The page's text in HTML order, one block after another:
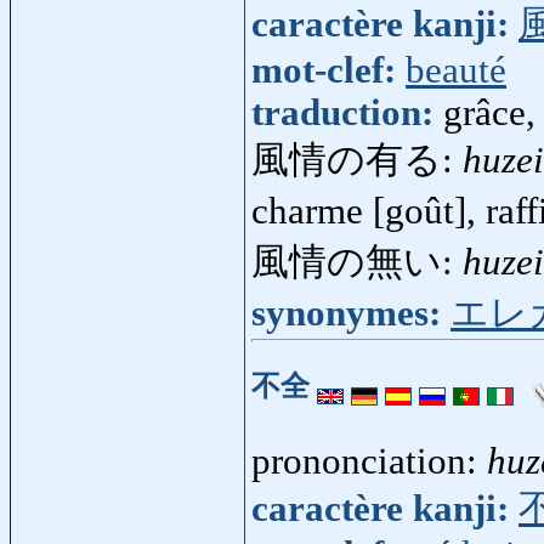
caractère kanji:
mot-clef: beauté
traduction:
風情の有る:
charme [goût],
風情の無い:
synonymes: エレ
不全
prononciation:
caractère kanji: